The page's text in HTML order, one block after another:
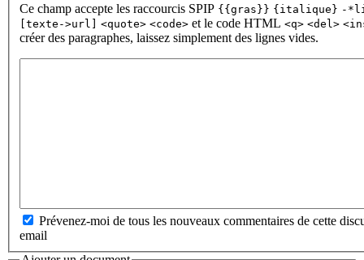
Ce champ accepte les raccourcis SPIP {{gras}} {italique} -
[texte->url] <quote> <code> et le code HTML <q> <del>
créer des paragraphes, laissez simplement des lignes vides.
Prévenez-moi de tous les nouveaux commentaires de cette
email